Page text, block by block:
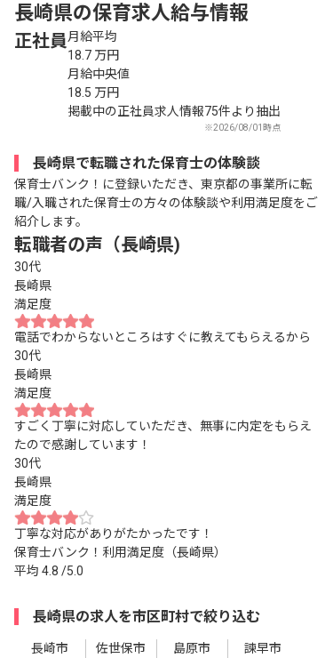
長崎県の保育求人給与情報
正社員月給平均
18.7 万円
月給中央値
18.5 万円
掲載中の正社員求人情報75件より抽出
※2026/08/01時点
長崎県で転職された保育士の体験談
保育士バンク！に登録いただき、東京都の事業所に転
職/入職された保育士の方々の体験談や利用満足度をご
紹介します。
転職者の声（長崎県)
30代
長崎県
満足度
電話でわからないところはすぐに教えてもらえるから
30代
長崎県
満足度
すごく丁寧に対応していただき、無事に内定をもらえ
たので感謝しています！
30代
長崎県
満足度
丁寧な対応がありがたかったです！
保育士バンク！利用満足度（長崎県）
平均 4.8 /5.0
長崎県の求人を市区町村で絞り込む
長崎市 佐世保市 島原市
諫早市